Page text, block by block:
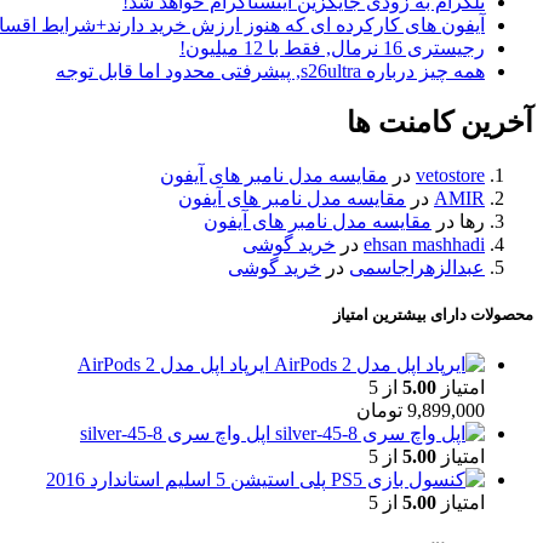
آیفون های کارکرده ای که هنوز ارزش خرید دارند+شرایط
رجیستری 16 نرمال, فقط با 12 میلیون!
همه چیز درباره s26ultra, پیشرفتی محدود اما قابل توجه
آخرین کامنت ها
vetostore در مقایسه مدل نامبر های آیفون
AMIR در مقایسه مدل نامبر های آیفون
رها در مقایسه مدل نامبر های آیفون
ehsan mashhadi در خرید گوشی
عبدالزهراجاسمی در خرید گوشی
محصولات دارای بیشترین امتیاز
ایرپاد اپل مدل AirPods 2
امتیاز 5.00 از 5
9,899,000 تومان
اپل واچ سری 8-45-silver
امتیاز 5.00 از 5
پلی استیشن 5 اسلیم استاندارد 2016
امتیاز 5.00 از 5